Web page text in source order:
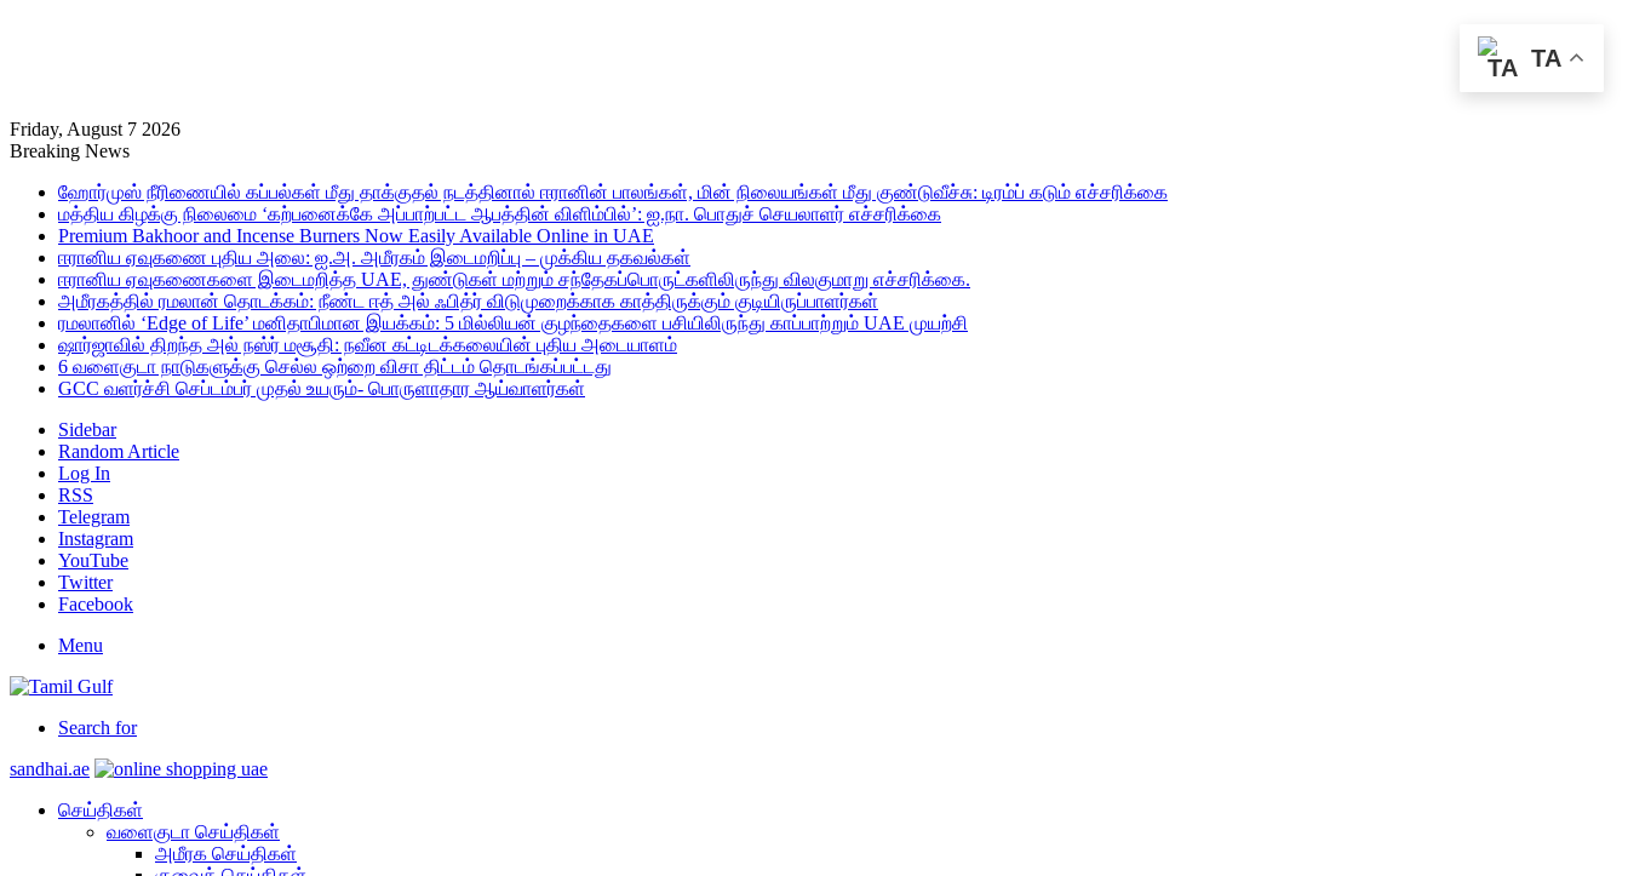
Friday, August 7 2026
Breaking News
ஹோர்முஸ் நீரிணையில் கப்பல்கள் மீது தாக்குதல் நடத்தினால் ஈரானின் பாலங்கள், மின் நிலையங்கள் மீது குண்டுவீச்சு: டிரம்ப் கடும் எச்சரிக்கை
மத்திய கிழக்கு நிலைமை ‘கற்பனைக்கே அப்பாற்பட்ட ஆபத்தின் விளிம்பில்’: ஐ.நா. பொதுச் செயலாளர் எச்சரிக்கை
Premium Bakhoor and Incense Burners Now Easily Available Online in UAE
ஈரானிய ஏவுகணை புதிய அலை: ஐ.அ. அமீரகம் இடைமறிப்பு – முக்கிய தகவல்கள்
ஈரானிய ஏவுகணைகளை இடைமறித்த UAE, துண்டுகள் மற்றும் சந்தேகப்பொருட்களிலிருந்து விலகுமாறு எச்சரிக்கை.
அமீரகத்தில் ரமலான் தொடக்கம்: நீண்ட ஈத் அல் ஃபித்ர் விடுமுறைக்காக காத்திருக்கும் குடியிருப்பாளர்கள்
ரமலானில் ‘Edge of Life’ மனிதாபிமான இயக்கம்: 5 மில்லியன் குழந்தைகளை பசியிலிருந்து காப்பாற்றும் UAE முயற்சி
ஷார்ஜாவில் திறந்த அல் நஸ்ர் மசூதி: நவீன கட்டிடக்கலையின் புதிய அடையாளம்
6 வளைகுடா நாடுகளுக்கு செல்ல ஒற்றை விசா திட்டம் தொடங்கப்பட்டது
GCC வளர்ச்சி செப்டம்பர் முதல் உயரும்- பொருளாதார ஆய்வாளர்கள்
Sidebar
Random Article
Log In
RSS
Telegram
Instagram
YouTube
Twitter
Facebook
Menu
Search for
sandhai.ae
செய்திகள்
வளைகுடா செய்திகள்
அமீரக செய்திகள்
TA